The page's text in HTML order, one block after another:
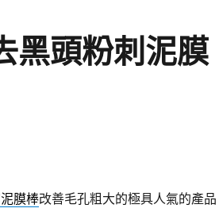
黑頭粉刺泥膜
膜棒改善毛孔粗大的極具人氣的產品